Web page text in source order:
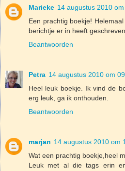
Marieke 14 augustus 2010
Een prachtig boekje!
berichtje er in heeft
Beantwoorden
Petra 14 augustus 2010 om
Heel leuk boekje. Ik vind de
erg leuk, ga ik onthouden.
Beantwoorden
marjan 14 augustus 2010 om
Wat een prachtig boekje,heel
Leuk met al die tags erin